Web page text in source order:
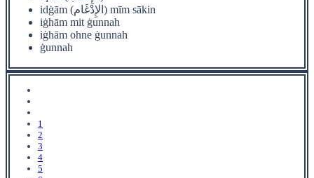
idġām (الإِدْغَام) mīm sākin
iġhām mit ġunnah
iġhām ohne ġunnah
ġunnah
1
2
3
4
5